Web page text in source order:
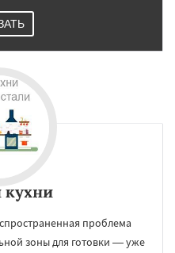
кухни
проблема
зоны для готовки — уже